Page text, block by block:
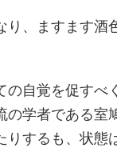
り、ますます酒
の自覚を促すべ
の学者である室
りするも、状態